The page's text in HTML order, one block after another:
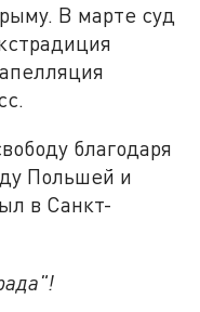
В марте суд
благодаря
Польшей и
в Санкт-